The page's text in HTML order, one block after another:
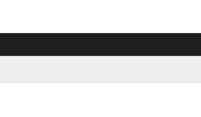
RIGGAD S-KONGRESS
REJÄLT”